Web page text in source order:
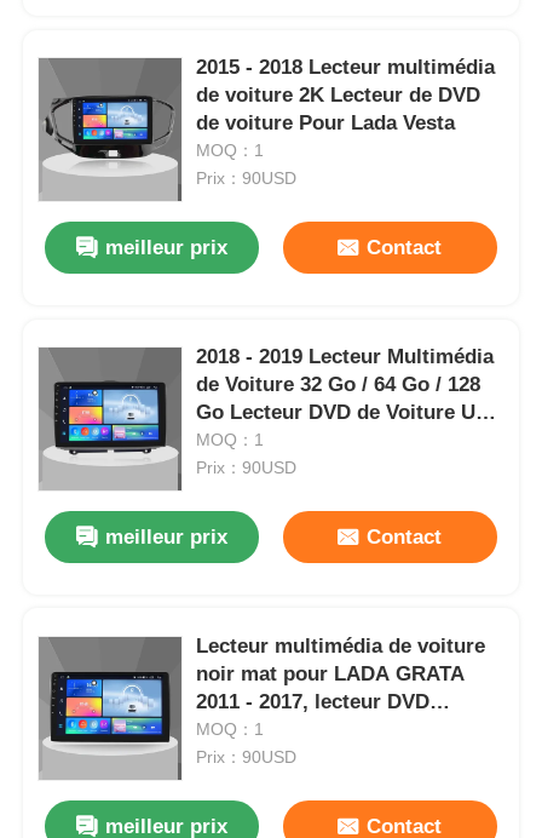
Aperçu
Contrôle de la qualité
Contact
Tous les cas
Demande de soumission
Unité de tête d'Android de voiture
2015 - 2018 Lecteur multimédia
de voiture 2K Lecteur de DVD
de voiture Pour Lada Vesta
MOQ：1
Prix：90USD
meilleur prix Contact
2018 - 2019 Lecteur Multimédia
de Voiture 32 Go / 64 Go / 128
Go Lecteur DVD de Voiture USB
pour LADA GRATA
MOQ：1
Prix：90USD
meilleur prix Contact
Lecteur multimédia de voiture
noir mat pour LADA GRATA
2011 - 2017, lecteur DVD
Bluetooth
MOQ：1
Prix：90USD
meilleur prix Contact